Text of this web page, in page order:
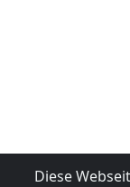
Diese